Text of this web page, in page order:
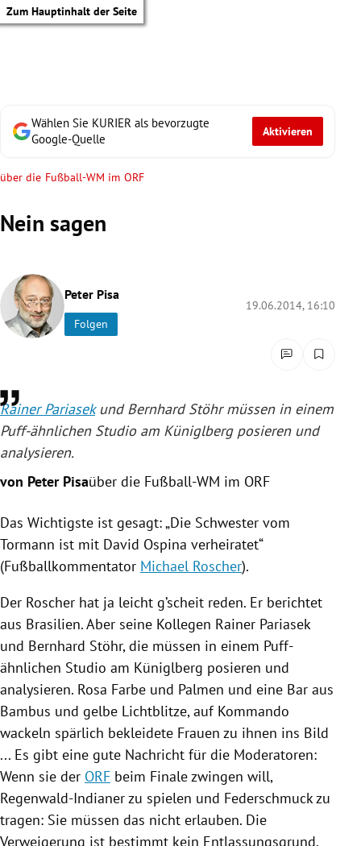
Zum Hauptinhalt der Seite
Untermenü
Untermenü
Untermenü
Untermenü
Untermenü
Untermenü
Untermenü
Untermenü
Wählen Sie KURIER als bevorzugte
Google-Quelle
Aktivieren
über die Fußball-WM im ORF
Nein sagen
Peter Pisa
Folgen
19.06.2014, 16:10
Rainer Pariasekund Bernhard Stöhrmüssen in einem
Puff-ähnlichen Studio am Küniglbergposieren und
analysieren.
von Peter Pisaüber die Fußball-WM im ORF
Das Wichtigste ist gesagt: „Die Schwester vom
Tormann ist mit David Ospina verheiratet“
(Fußballkommentator Michael Roscher).
Der Roscher hat ja leicht g’scheit reden. Er berichtet
aus Brasilien. Aber seine Kollegen Rainer Pariasek
und Bernhard Stöhr, die müssen in einem Puff-
ähnlichen Studio am Küniglberg posieren und
analysieren. Rosa Farbe und Palmen und eine Bar aus
Bambus und gelbe Lichtblitze, auf Kommando
wackeln spärlich bekleidete Frauen zu ihnen ins Bild
... Es gibt eine gute Nachricht für die Moderatoren:
Wenn sie der ORF beim Finale zwingen will,
Regenwald-Indianer zu spielen und Federschmuck zu
tragen: Sie müssen das nicht erlauben. Die
Verweigerung ist bestimmt kein Entlassungsgrund.